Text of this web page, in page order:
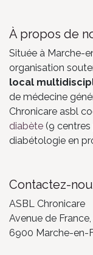
À propos de
Située à Marche-
organisation
local
de médecine
Chronicare asbl
diabète (9 centres
diabétologie en
Contactez-
ASBL Chronicare
Avenue de France,
6900 Marche-en-